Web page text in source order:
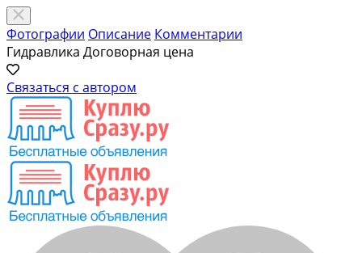
Фотографии Описание Комментарии
Гидравлика Договорная цена
Связаться с автором